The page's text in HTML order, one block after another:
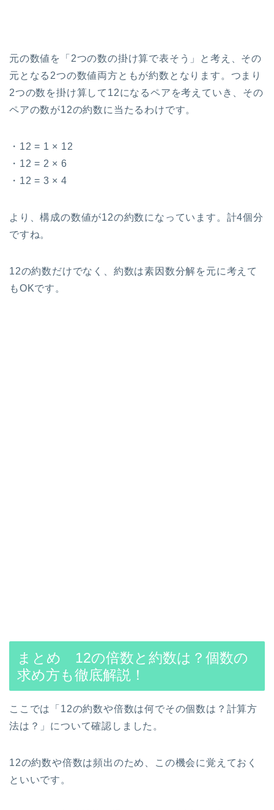
元の数値を「2つの数の掛け算で表そう」と考え、その
元となる2つの数値両方ともが約数となります。つまり
2つの数を掛け算して12になるペアを考えていき、その
ペアの数が12の約数に当たるわけです。
・12 = 1 × 12
・12 = 2 × 6
・12 = 3 × 4
より、構成の数値が12の約数になっています。計4個分
ですね。
12の約数だけでなく、約数は素因数分解を元に考えて
もOKです。
まとめ 12の倍数と約数は？個数の
求め方も徹底解説！
ここでは「12の約数や倍数は何でその個数は？計算方
法は？」について確認しました。
12の約数や倍数は頻出のため、この機会に覚えておく
といいです。